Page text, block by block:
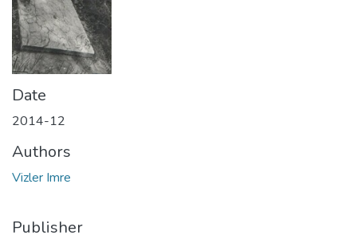
Date
2014-12
Authors
Vizler Imre
Publisher